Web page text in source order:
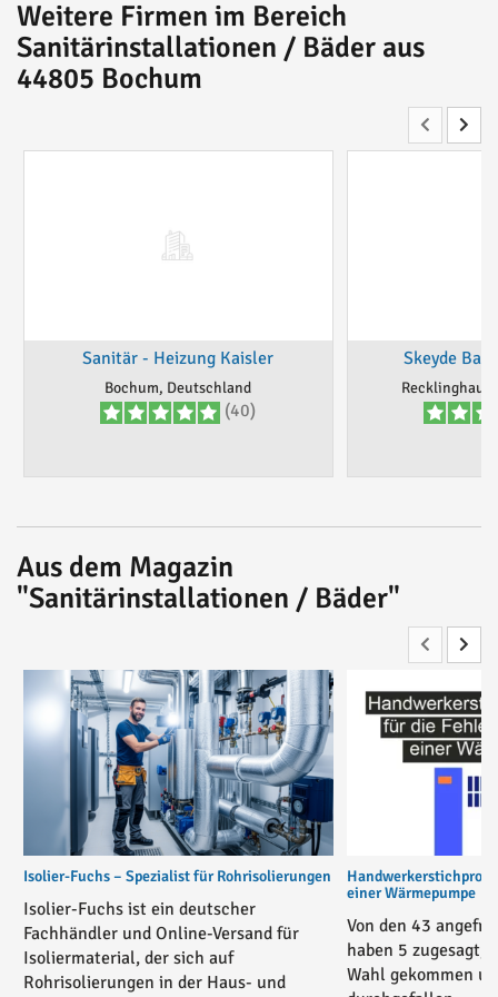
Weitere Firmen im Bereich
Sanitärinstallationen / Bäder aus
44805 Bochum
Sanitär - Heizung Kaisler
Bochum, Deutschland
(40)
Skeyde
Aus dem Magazin
"Sanitärinstallationen / Bäder"
Isolier-Fuchs – Spezialist für Rohrisolierungen
Isolier-Fuchs ist ein deutscher
Fachhändler und Online-Versand für
Isoliermaterial, der sich auf
Rohrisolierungen in der Haus- und
einer Wärmepumpe
Von den 43
haben 5 zugesagt,
Wahl gekommen